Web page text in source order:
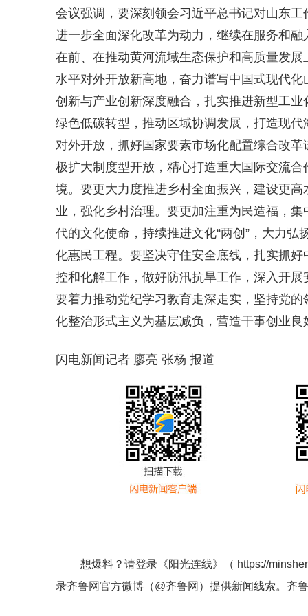
会议强调，要深刻领会习近平总书记对山东
进一步全面深化改革为动力，继续在服务和
在前、在推动黄河流域生态保护和高质量发
水平对外开放新高地，奋力谱写中国式现代
创新与产业创新深度融合，扎实推进新型工
绿色低碳转型，推动区域协调发展，打造现
对外开放，抓好国家要素市场化配置综合改
极扩大制度型开放，精心打造重大国际交流
境。要更大力度推进乡村全面振兴，建设更
业，强化乡村治理。要更加注重为民造福，
代的文化使命，持续推进文化“两创”，大力
化惠民工程。要坚决守住安全底线，扎实抓
控和化解工作，做好防汛抗旱工作，深入开
要着力推动党纪学习教育走深走实，坚持党
化整治形式主义为基层减负，营造干事创业良
闪电新闻记者 廖亮 张杨 报道
想爆料？请登录《阳光连线》（ https://
录齐鲁网官方微博（@齐鲁网 ）提供新闻线索。齐